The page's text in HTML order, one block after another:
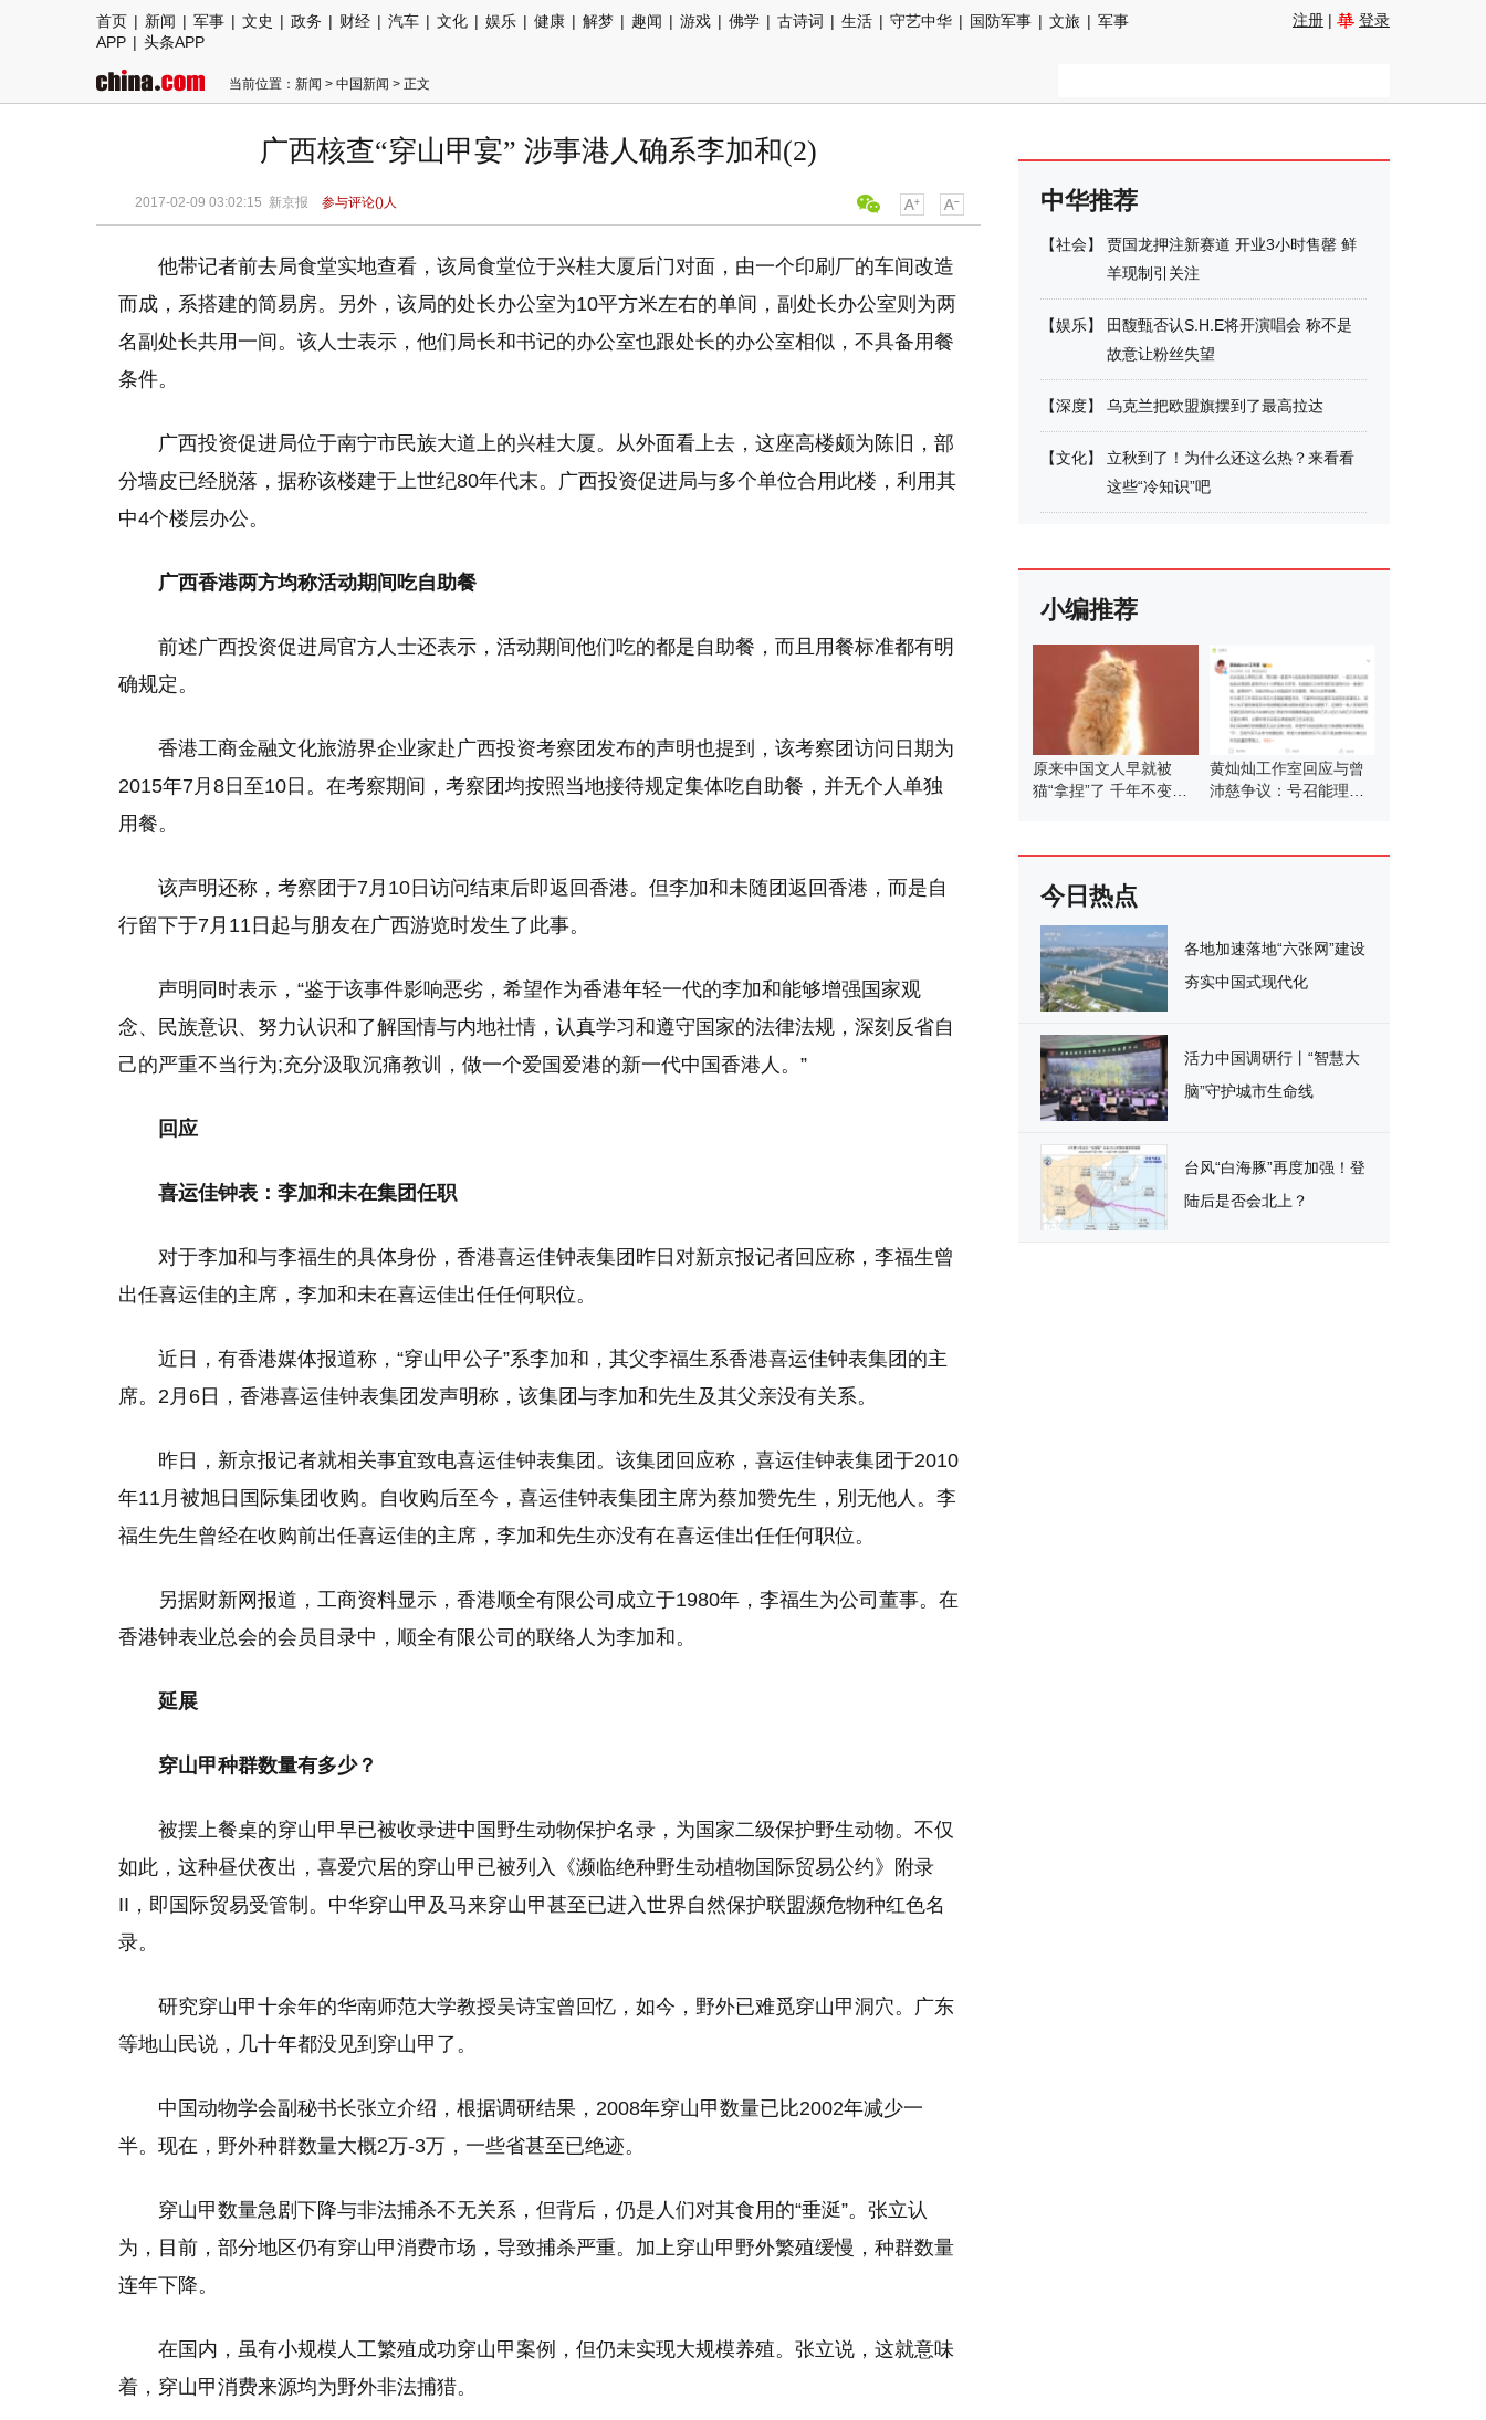
首页 | 新闻 | 军事 | 文史 | 政务 | 财经 | 汽车 | 文化 | 娱乐 | 健康 | 解梦 | 趣闻 | 游戏 | 佛学 | 古诗词 | 生活 | 守艺中华 | 国防军事 | 文旅 | 军事
APP | 头条APP
注册 | 登录
当前位置： 新闻 > 中国新闻 > 正文
广西核查“穿山甲宴” 涉事港人确系李加和(2)
2017-02-09 03:02:15 新京报 参与评论()人
他带记者前去局食堂实地查看，该局食堂位于兴桂大厦后门对面，由一个印刷厂的车间改造
而成，系搭建的简易房。另外，该局的处长办公室为10平方米左右的单间，副处长办公室则为两
名副处长共用一间。该人士表示，他们局长和书记的办公室也跟处长的办公室相似，不具备用餐
条件。
广西投资促进局位于南宁市民族大道上的兴桂大厦。从外面看上去，这座高楼颇为陈旧，部
分墙皮已经脱落，据称该楼建于上世纪80年代末。广西投资促进局与多个单位合用此楼，利用其
中4个楼层办公。
广西香港两方均称活动期间吃自助餐
前述广西投资促进局官方人士还表示，活动期间他们吃的都是自助餐，而且用餐标准都有明
确规定。
香港工商金融文化旅游界企业家赴广西投资考察团发布的声明也提到，该考察团访问日期为
2015年7月8日至10日。在考察期间，考察团均按照当地接待规定集体吃自助餐，并无个人单独
用餐。
该声明还称，考察团于7月10日访问结束后即返回香港。但李加和未随团返回香港，而是自
行留下于7月11日起与朋友在广西游览时发生了此事。
声明同时表示，“鉴于该事件影响恶劣，希望作为香港年轻一代的李加和能够增强国家观
念、民族意识、努力认识和了解国情与内地社情，认真学习和遵守国家的法律法规，深刻反省自
己的严重不当行为;充分汲取沉痛教训，做一个爱国爱港的新一代中国香港人。”
回应
喜运佳钟表：李加和未在集团任职
对于李加和与李福生的具体身份，香港喜运佳钟表集团昨日对新京报记者回应称，李福生曾
出任喜运佳的主席，李加和未在喜运佳出任任何职位。
近日，有香港媒体报道称，“穿山甲公子”系李加和，其父李福生系香港喜运佳钟表集团的主
席。2月6日，香港喜运佳钟表集团发声明称，该集团与李加和先生及其父亲没有关系。
昨日，新京报记者就相关事宜致电喜运佳钟表集团。该集团回应称，喜运佳钟表集团于2010
年11月被旭日国际集团收购。自收购后至今，喜运佳钟表集团主席为蔡加赞先生，別无他人。李
福生先生曾经在收购前出任喜运佳的主席，李加和先生亦没有在喜运佳出任任何职位。
另据财新网报道，工商资料显示，香港顺全有限公司成立于1980年，李福生为公司董事。在
香港钟表业总会的会员目录中，顺全有限公司的联络人为李加和。
延展
穿山甲种群数量有多少？
被摆上餐桌的穿山甲早已被收录进中国野生动物保护名录，为国家二级保护野生动物。不仅
如此，这种昼伏夜出，喜爱穴居的穿山甲已被列入《濒临绝种野生动植物国际贸易公约》附录
II，即国际贸易受管制。中华穿山甲及马来穿山甲甚至已进入世界自然保护联盟濒危物种红色名
录。
研究穿山甲十余年的华南师范大学教授吴诗宝曾回忆，如今，野外已难觅穿山甲洞穴。广东
等地山民说，几十年都没见到穿山甲了。
中国动物学会副秘书长张立介绍，根据调研结果，2008年穿山甲数量已比2002年减少一
半。现在，野外种群数量大概2万-3万，一些省甚至已绝迹。
穿山甲数量急剧下降与非法捕杀不无关系，但背后，仍是人们对其食用的“垂涎”。张立认
为，目前，部分地区仍有穿山甲消费市场，导致捕杀严重。加上穿山甲野外繁殖缓慢，种群数量
连年下降。
在国内，虽有小规模人工繁殖成功穿山甲案例，但仍未实现大规模养殖。张立说，这就意味
着，穿山甲消费来源均为野外非法捕猎。
中华推荐
【社会】
贾国龙押注新赛道 开业3小时售罄 鲜
羊现制引关注
【娱乐】
田馥甄否认S.H.E将开演唱会 称不是
故意让粉丝失望
【深度】 乌克兰把欧盟旗摆到了最高拉达
【文化】
立秋到了！为什么还这么热？来看看
这些“冷知识”吧
小编推荐
原来中国文人早就被
猫“拿捏”了 千年不变的
黄灿灿工作室回应与曾
沛慈争议：号召能理智
今日热点
各地加速落地“六张网”建设
夯实中国式现代化
活力中国调研行丨“智慧大
脑”守护城市生命线
台风“白海豚”再度加强！登
陆后是否会北上？